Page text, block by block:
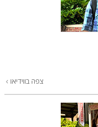
צפה בווידיאו